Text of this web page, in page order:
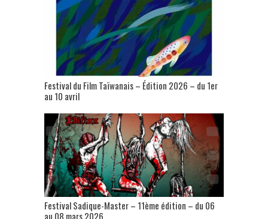
Festival du Film Taïwanais – Édition 2026 – du 1er
au 10 avril
Festival Sadique-Master – 11ème édition – du 06
au 08 mars 2026